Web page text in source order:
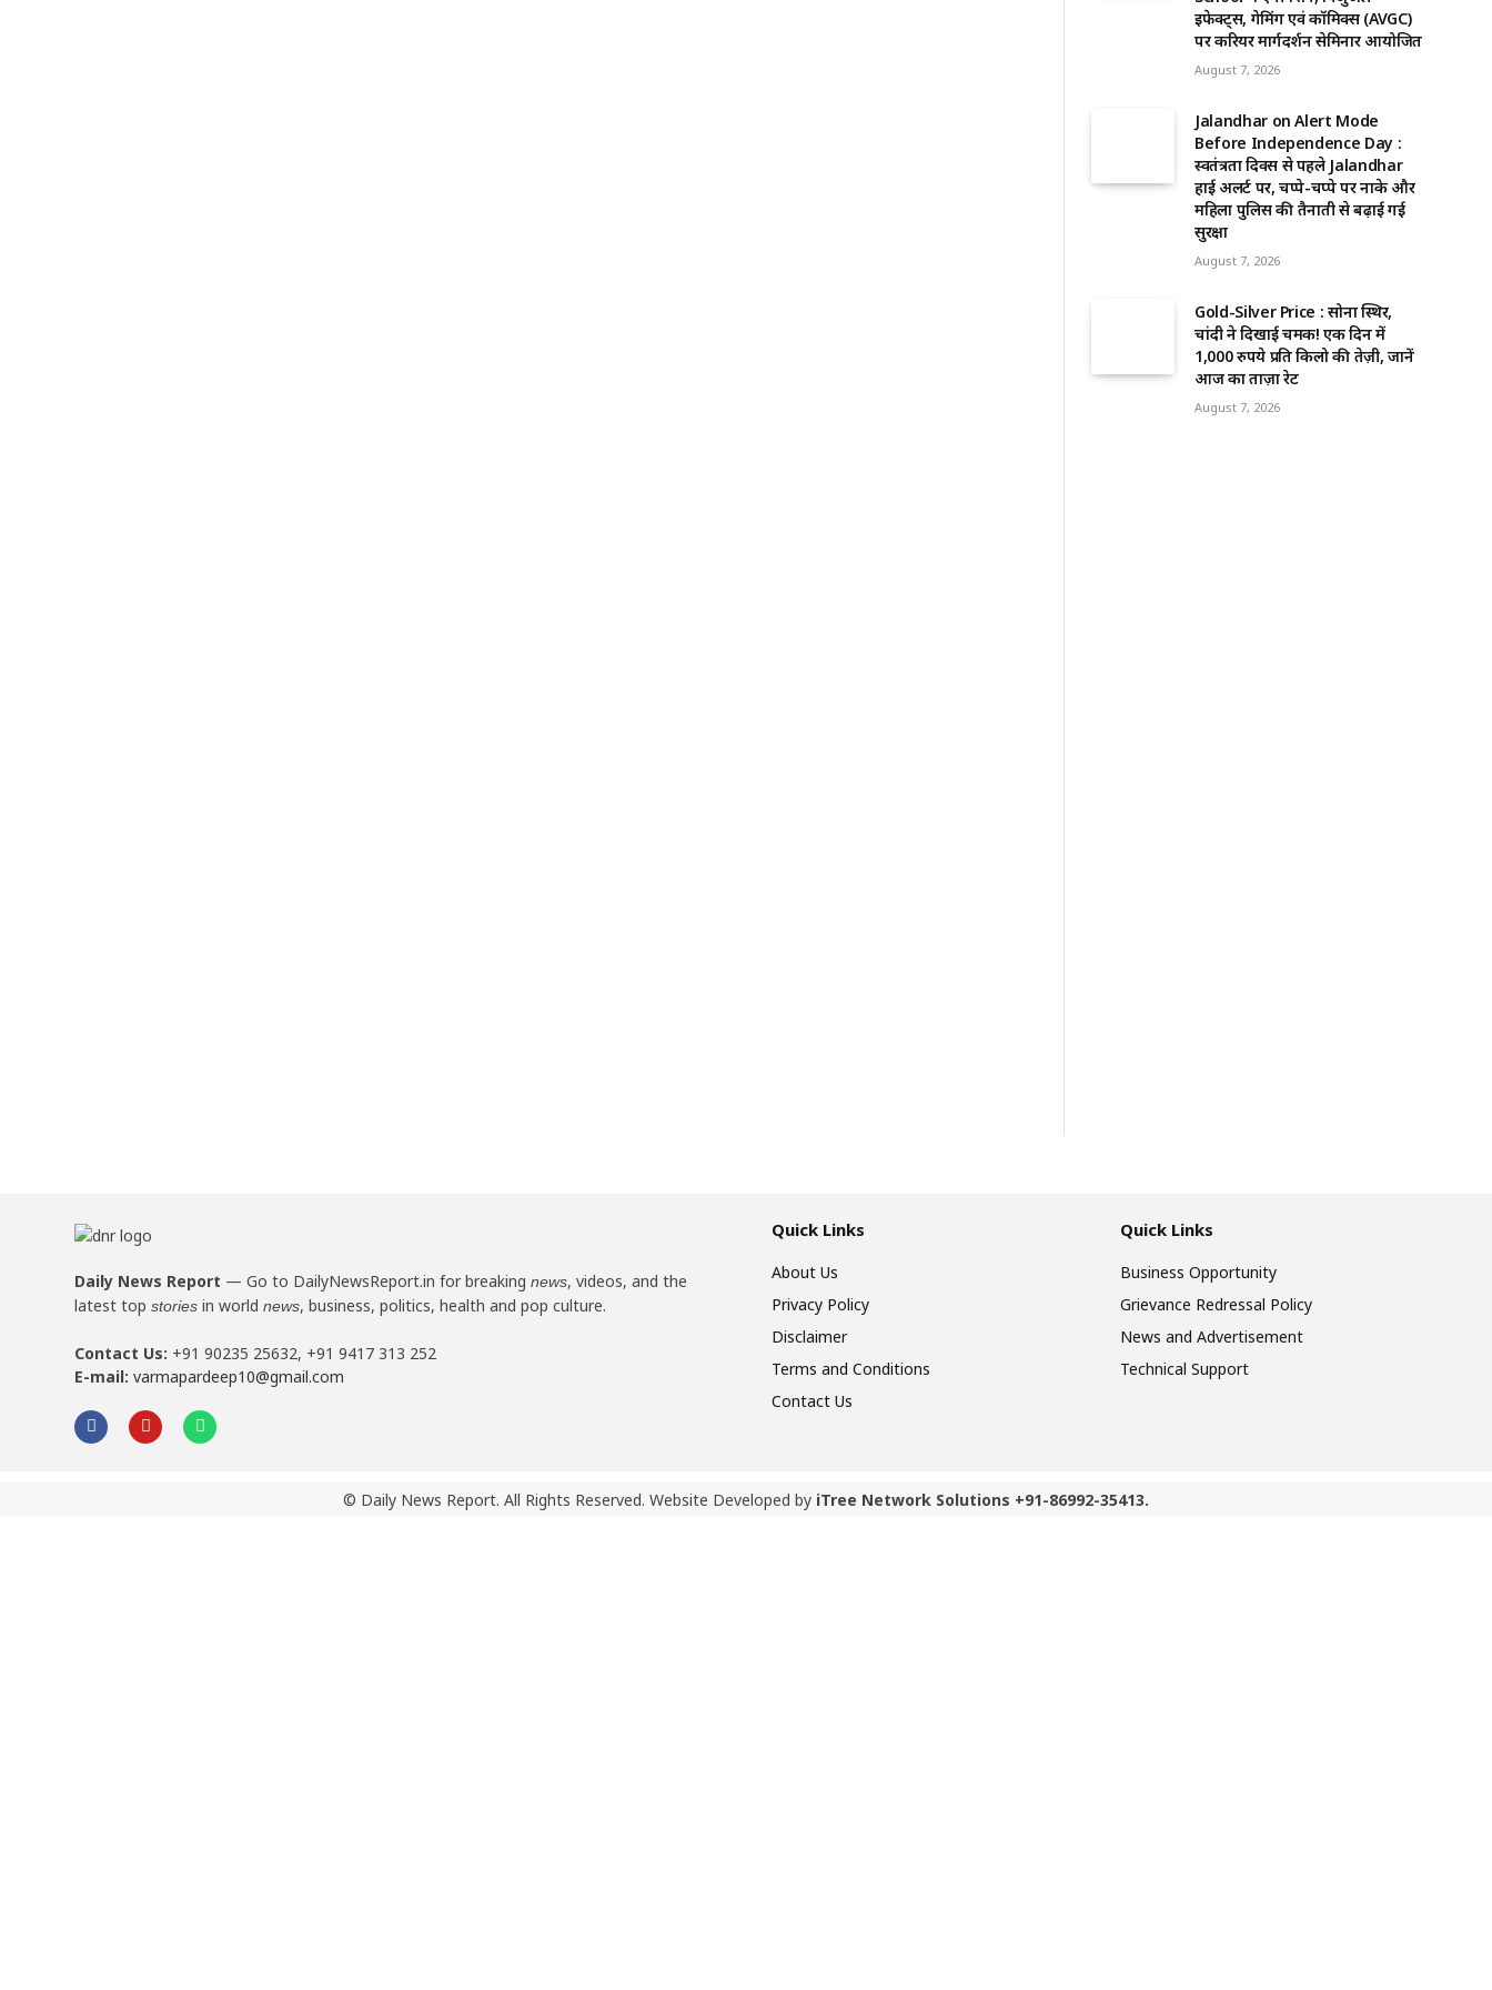
इफेक्ट्स, गेमिंग एवं कॉमिक्स (AVGC)
पर करियर मार्गदर्शन सेमिनार आयोजित
August 7, 2026
Jalandhar on Alert Mode
Before Independence Day :
स्वतंत्रता दिवस से पहले Jalandhar
हाई अलर्ट पर, चप्पे-चप्पे पर नाके और
महिला पुलिस की तैनाती से बढ़ाई गई
सुरक्षा
August 7, 2026
Gold-Silver Price : सोना स्थिर,
चांदी ने दिखाई चमक! एक दिन में
1,000 रुपये प्रति किलो की तेज़ी, जानें
आज का ताज़ा रेट
August 7, 2026
Daily News Report — Go to DailyNewsReport.in for breaking news, videos, and the
latest top stories in world news, business, politics, health and pop culture.
Contact Us: +91 90235 25632, +91 9417 313 252
E-mail: varmapardeep10@gmail.com
Quick Links
About Us
Privacy Policy
Disclaimer
Terms and Conditions
Contact Us
Quick Links
Business Opportunity
Grievance Redressal Policy
News and Advertisement
Technical Support
© Daily News Report. All Rights Reserved. Website Developed by iTree Network Solutions +91-86992-35413.